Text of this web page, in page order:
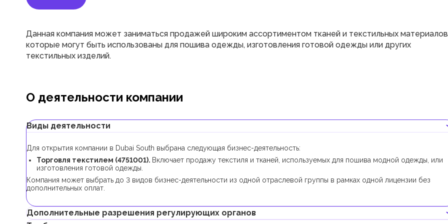
Данная компания может заниматься продажей широким ассортиментом тканей и текстильных
которые могут быть использованы для пошива одежды, изготовления готовой одежды или других
текстильных изделий.
О деятельности компании
Виды деятельности
Для открытия компании в Dubai South выбрана следующая бизнес-деятельность:
Торговля текстилем (4751001). Включает продажу текстиля и тканей, используемых для пошива модной одежды, или
изготовления готовой одежды.
Компания может выбрать до 3 видов бизнес-деятельности из одной отраслевой группы в рамках одной лицензии без
дополнительных оплат.
Дополнительные разрешения регулирующих органов